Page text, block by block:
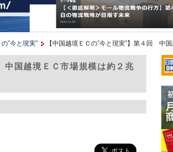
”今と現実” 【中国越境ＥＣの”今と現実”】第４回 中
国越境ＥＣ市場規模は約２兆